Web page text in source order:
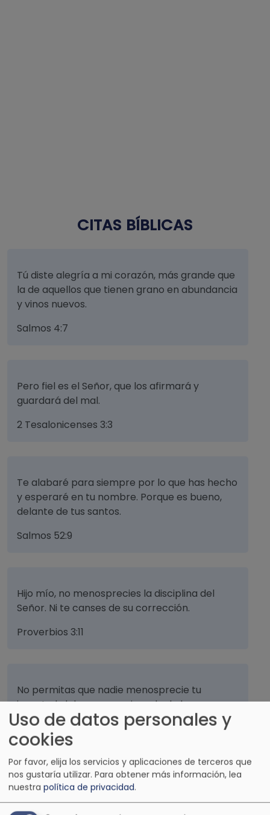
CITAS BÍBLICAS
Tú diste alegría a mi corazón, más grande que
la de aquellos que tienen grano en abundancia
y vinos nuevos.
Salmos 4:7
Pero fiel es el Señor, que los afirmará y
guardará del mal.
2 Tesalonicenses 3:3
Te alabaré para siempre por lo que has hecho
y esperaré en tu nombre. Porque es bueno,
delante de tus santos.
Salmos 52:9
Hijo mío, no menosprecies la disciplina del
Señor. Ni te canses de su corrección.
Proverbios 3:11
No permitas que nadie menosprecie tu
juventud, debes ser un ejemplo de los
creyentes, en la palabra, en la conversación,
en la caridad, en el espíritu, en la fe, en la
pureza.
1 Timoteo 4:12
Uso de datos personales y
cookies
Por favor, elija los servicios y aplicaciones de terceros que
nos gustaría utilizar. Para obtener más información, lea
nuestra política de privacidad.